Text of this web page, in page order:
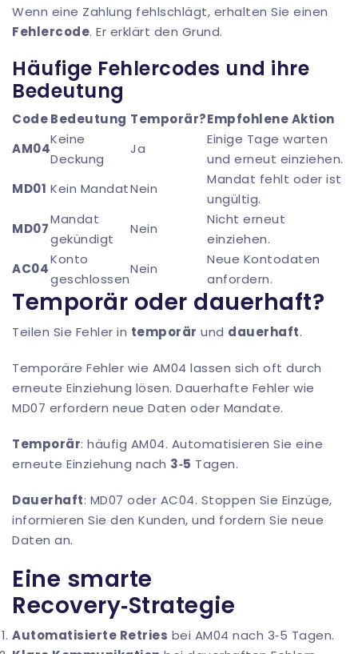
Wenn eine Zahlung fehlschlägt, erhalten Sie einen
Fehlercode. Er erklärt den Grund.
Häufige Fehlercodes und ihre
Bedeutung
CodeBedeutung Temporär?Empfohlene Aktion
AM04
Keine
Deckung
Ja
Einige Tage warten
und erneut einziehen.
MD01 Kein MandatNein
Mandat fehlt oder ist
ungültig.
MD07
Mandat
gekündigt
Nein
Nicht erneut
einziehen.
AC04
Konto
geschlossen
Nein
Neue Kontodaten
anfordern.
Temporär oder dauerhaft?
Teilen Sie Fehler in temporär und dauerhaft.
Temporäre Fehler wie AM04 lassen sich oft durch
erneute Einziehung lösen. Dauerhafte Fehler wie
MD07 erfordern neue Daten oder Mandate.
Temporär: häufig AM04. Automatisieren Sie eine
erneute Einziehung nach 3‑5 Tagen.
Dauerhaft: MD07 oder AC04. Stoppen Sie Einzüge,
informieren Sie den Kunden, und fordern Sie neue
Daten an.
Eine smarte
Recovery‑Strategie
Automatisierte Retries bei AM04 nach 3‑5 Tagen.